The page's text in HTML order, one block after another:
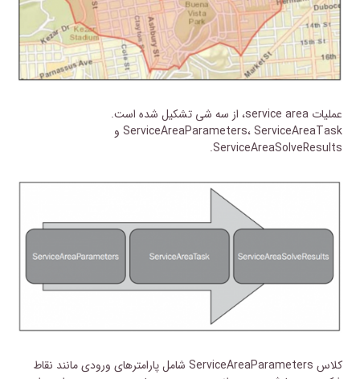
عملیات service area، از سه شی تشکیل شده است.
ServiceAreaParameters، ServiceAreaTask و
ServiceAreaSolveResults.
کلاس ServiceAreaParameters شامل پارامترهای ورودی مانند نقاط